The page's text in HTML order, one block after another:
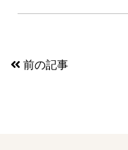
前の記事